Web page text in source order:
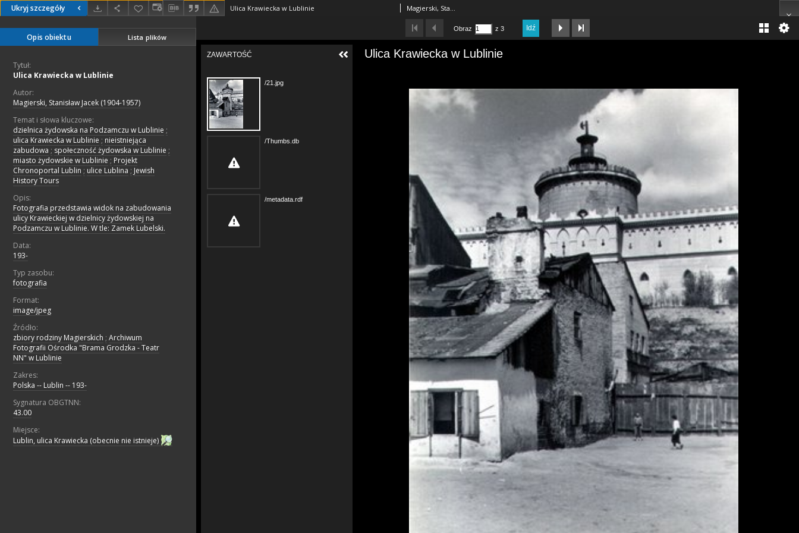
Ukryj szczegóły Ulica Krawiecka w Lublinie Magierski, Stanisław Jacek (1904-1957)
Opis obiektu Lista plików
Tytuł:
Ulica Krawiecka w Lublinie
Autor:
Magierski, Stanisław Jacek (1904-1957)
Temat i słowa kluczowe:
dzielnica żydowska na Podzamczu w Lublinie ;
ulica Krawiecka w Lublinie ; nieistniejąca
zabudowa ; społeczność żydowska w Lublinie ;
miasto żydowskie w Lublinie ; Projekt
Chronoportal Lublin ; ulice Lublina ; Jewish
History Tours
Opis:
Fotografia przedstawia widok na zabudowania
ulicy Krawieckiej w dzielnicy żydowskiej na
Podzamczu w Lublinie. W tle: Zamek Lubelski.
Data:
193-
Typ zasobu:
fotografia
Format:
image/jpeg
Źródło:
zbiory rodziny Magierskich ; Archiwum
Fotografii Ośrodka "Brama Grodzka - Teatr
NN" w Lublinie
Zakres:
Polska -- Lublin -- 193-
Sygnatura OBGTNN:
43.00
Miejsce:
Lublin, ulica Krawiecka (obecnie nie istnieje)